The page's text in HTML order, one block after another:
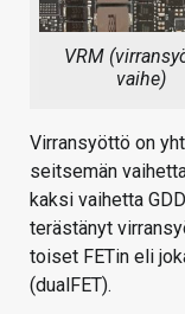
VRM
vaihe)
Virransyöttö on
seitsemän
kaksi vaihetta
terästänyt
toiset FETin eli
(dualFET).